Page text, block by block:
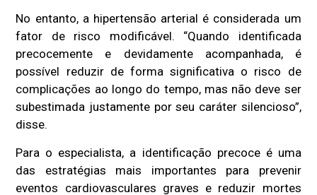
No entanto, a hipertensão arterial é considerada um
fator de risco modificável. “Quando identificada
precocemente e devidamente acompanhada, é
possível reduzir de forma significativa o risco de
complicações ao longo do tempo, mas não deve ser
subestimada justamente por seu caráter silencioso”,
disse.
Para o especialista, a identificação precoce é uma
das estratégias mais importantes para prevenir
eventos cardiovasculares graves e reduzir mortes